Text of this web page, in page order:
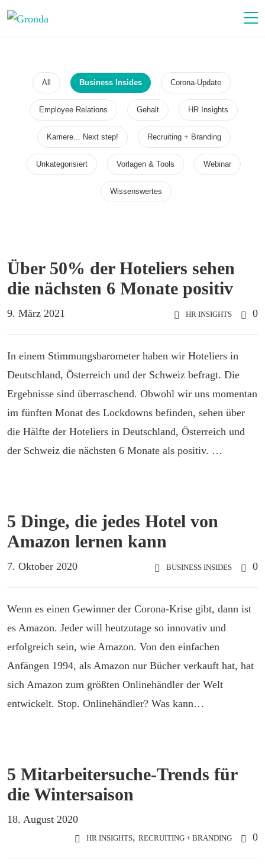
All Business Insides Corona-Update
Employee Relations Gehalt HR Insights
Karriere... Next step! Recruiting + Branding
Unkategorisiert Vorlagen & Tools Webinar
Wissenswertes
Über 50% der Hoteliers sehen
die nächsten 6 Monate positiv
9. März 2021 HR INSIGHTS 0
In einem Stimmungsbarometer haben wir Hoteliers in
Deutschland, Österreich und der Schweiz befragt. Die
Ergebnisse sind überraschend. Obwohl wir uns momentan
im fünften Monat des Lockdowns befinden, sehen über
die Hälfte der Hoteliers in Deutschland, Österreich und
der Schweiz die nächsten 6 Monate als positiv. …
5 Dinge, die jedes Hotel von
Amazon lernen kann
7. Oktober 2020 BUSINESS INSIDES 0
Wenn es einen Gewinner der Corona-Krise gibt, dann ist
es Amazon. Jeder will heutzutage so innovativ und
erfolgreich sein, wie Amazon. Von den einfachen
Anfängen 1994, als Amazon nur Bücher verkauft hat, hat
sich Amazon zum größten Onlinehändler der Welt
entwickelt. Stop. Onlinehändler? Was kann…
5 Mitarbeitersuche-Trends für
die Wintersaison
18. August 2020
HR INSIGHTS, RECRUITING + BRANDING 0